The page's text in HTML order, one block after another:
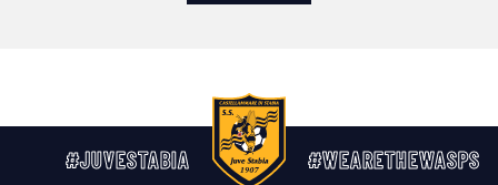
#JUVESTABIA #WEARETHEWASPS